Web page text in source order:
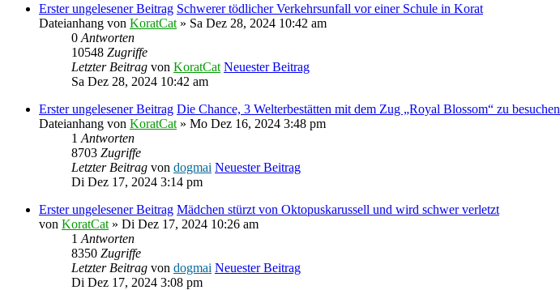
Erster ungelesener Beitrag Schwerer tödlicher Verkehrsunfall vor einer Schule in Korat
Dateianhang von KoratCat » Sa Dez 28, 2024 10:42 am
0 Antworten
10548 Zugriffe
Letzter Beitrag von KoratCat Neuester Beitrag
Sa Dez 28, 2024 10:42 am
Erster ungelesener Beitrag Die Chance, 3 Welterbestätten mit dem Zug „Royal Blossom“ zu besuchen
Dateianhang von KoratCat » Mo Dez 16, 2024 3:48 pm
1 Antworten
8703 Zugriffe
Letzter Beitrag von dogmai Neuester Beitrag
Di Dez 17, 2024 3:14 pm
Erster ungelesener Beitrag Mädchen stürzt von Oktopuskarussell und wird schwer verletzt
von KoratCat » Di Dez 17, 2024 10:26 am
1 Antworten
8350 Zugriffe
Letzter Beitrag von dogmai Neuester Beitrag
Di Dez 17, 2024 3:08 pm